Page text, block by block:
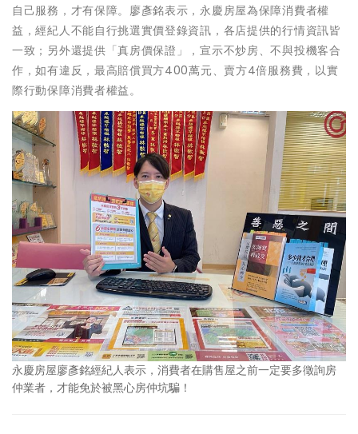
自己服務，才有保障。廖彥銘表示，永慶房屋為保障消費者權
益，經紀人不能自行挑選實價登錄資訊，各店提供的行情資訊皆
一致；另外還提供「真房價保證」，宣示不炒房、不與投機客合
作，如有違反，最高賠償買方400萬元、賣方4倍服務費，以實
際行動保障消費者權益。
永慶房屋廖彥銘經紀人表示，消費者在購售屋之前一定要多徵詢房
仲業者，才能免於被黑心房仲坑騙！